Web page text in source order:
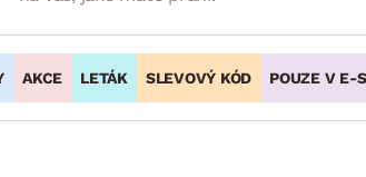
AKCE LETÁK SLEVOVÝ KÓD POUZE V E-